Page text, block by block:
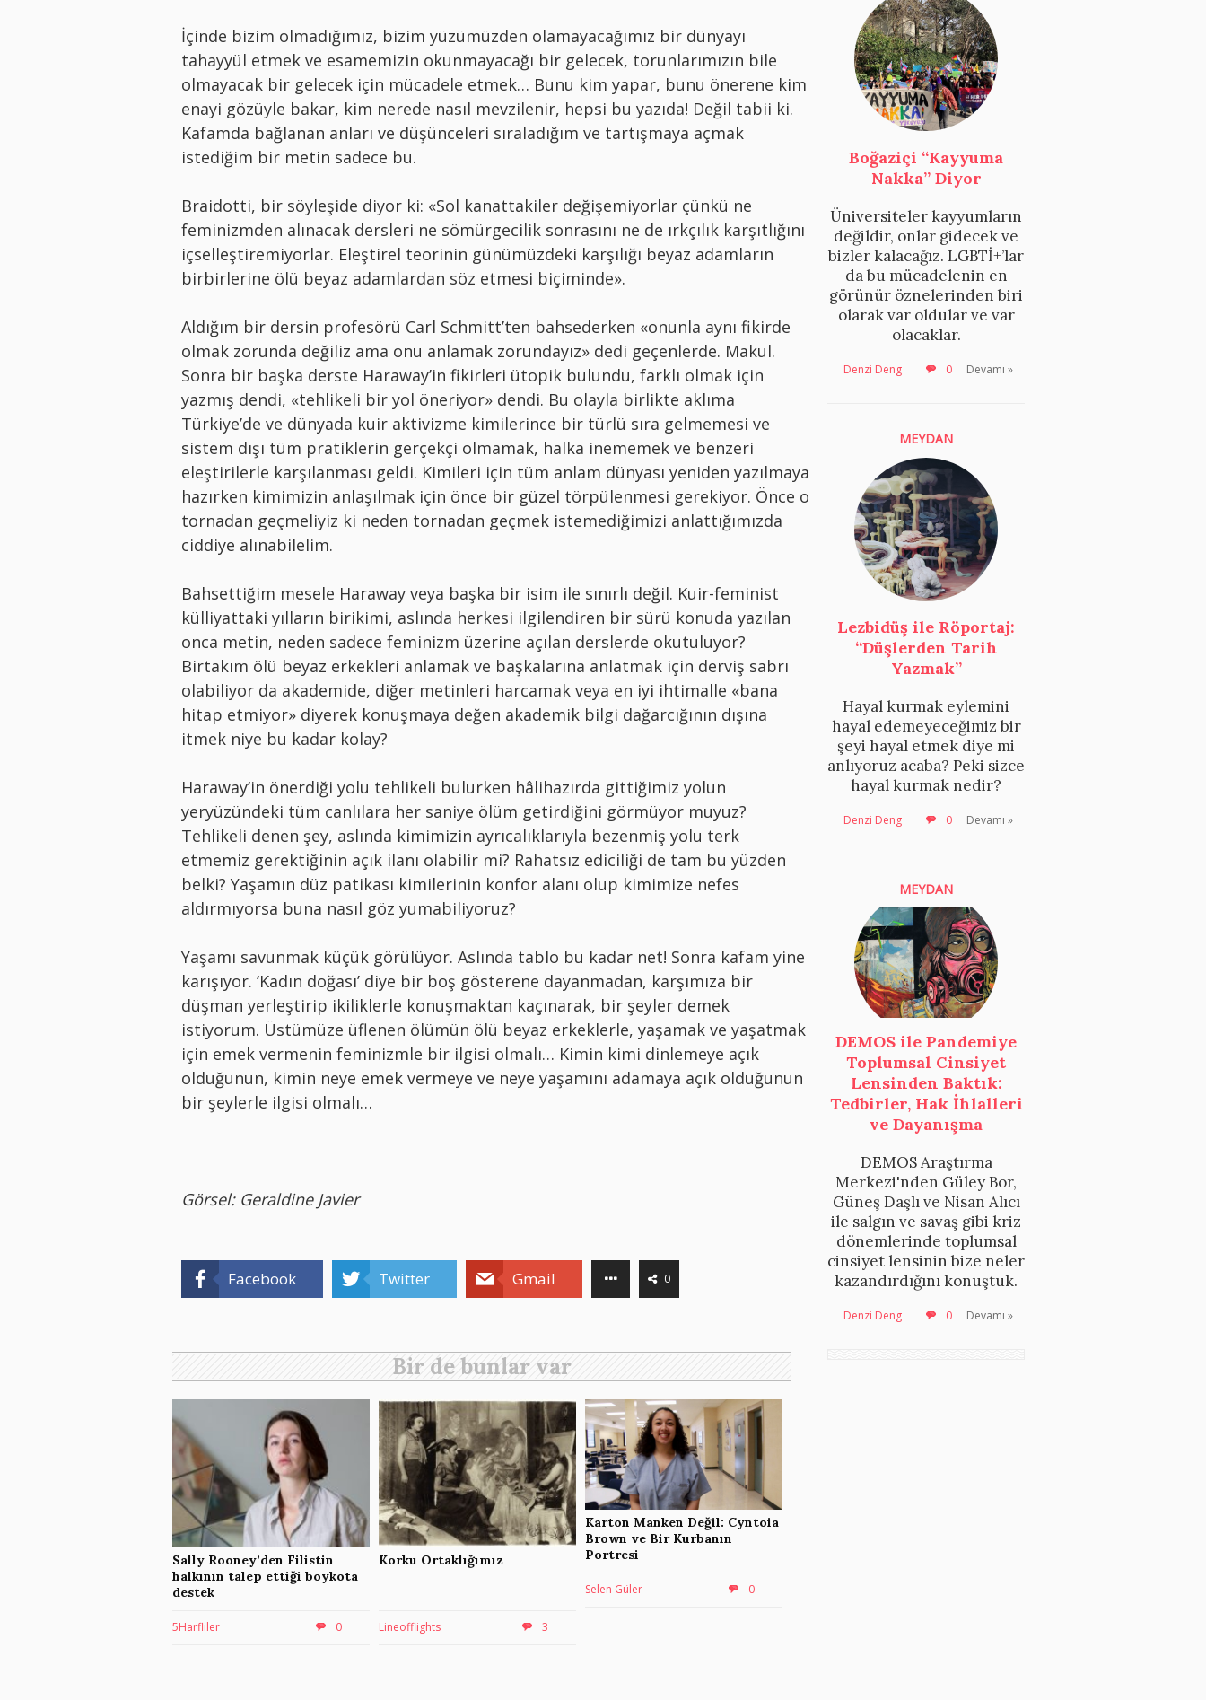
İçinde bizim olmadığımız, bizim yüzümüzden olamayacağımız bir dünyayı
tahayyül etmek ve esamemizin okunmayacağı bir gelecek, torunlarımızın bile
olmayacak bir gelecek için mücadele etmek… Bunu kim yapar, bunu önerene kim
enayi gözüyle bakar, kim nerede nasıl mevzilenir, hepsi bu yazıda! Değil tabii ki.
Kafamda bağlanan anları ve düşünceleri sıraladığım ve tartışmaya açmak
istediğim bir metin sadece bu.
Braidotti, bir söyleşide diyor ki: «Sol kanattakiler değişemiyorlar çünkü ne
feminizmden alınacak dersleri ne sömürgecilik sonrasını ne de ırkçılık karşıtlığını
içselleştiremiyorlar. Eleştirel teorinin günümüzdeki karşılığı beyaz adamların
birbirlerine ölü beyaz adamlardan söz etmesi biçiminde».
Aldığım bir dersin profesörü Carl Schmitt’ten bahsederken «onunla aynı fikirde
olmak zorunda değiliz ama onu anlamak zorundayız» dedi geçenlerde. Makul.
Sonra bir başka derste Haraway’in fikirleri ütopik bulundu, farklı olmak için
yazmış dendi, «tehlikeli bir yol öneriyor» dendi. Bu olayla birlikte aklıma
Türkiye’de ve dünyada kuir aktivizme kimilerince bir türlü sıra gelmemesi ve
sistem dışı tüm pratiklerin gerçekçi olmamak, halka inememek ve benzeri
eleştirilerle karşılanması geldi. Kimileri için tüm anlam dünyası yeniden yazılmaya
hazırken kimimizin anlaşılmak için önce bir güzel törpülenmesi gerekiyor. Önce o
tornadan geçmeliyiz ki neden tornadan geçmek istemediğimizi anlattığımızda
ciddiye alınabilelim.
Bahsettiğim mesele Haraway veya başka bir isim ile sınırlı değil. Kuir-feminist
külliyattaki yılların birikimi, aslında herkesi ilgilendiren bir sürü konuda yazılan
onca metin, neden sadece feminizm üzerine açılan derslerde okutuluyor?
Birtakım ölü beyaz erkekleri anlamak ve başkalarına anlatmak için derviş sabrı
olabiliyor da akademide, diğer metinleri harcamak veya en iyi ihtimalle «bana
hitap etmiyor» diyerek konuşmaya değen akademik bilgi dağarcığının dışına
itmek niye bu kadar kolay?
Haraway’in önerdiği yolu tehlikeli bulurken hâlihazırda gittiğimiz yolun
yeryüzündeki tüm canlılara her saniye ölüm getirdiğini görmüyor muyuz?
Tehlikeli denen şey, aslında kimimizin ayrıcalıklarıyla bezenmiş yolu terk
etmemiz gerektiğinin açık ilanı olabilir mi? Rahatsız ediciliği de tam bu yüzden
belki? Yaşamın düz patikası kimilerinin konfor alanı olup kimimize nefes
aldırmıyorsa buna nasıl göz yumabiliyoruz?
Yaşamı savunmak küçük görülüyor. Aslında tablo bu kadar net! Sonra kafam yine
karışıyor. ‘Kadın doğası’ diye bir boş gösterene dayanmadan, karşımıza bir
düşman yerleştirip ikiliklerle konuşmaktan kaçınarak, bir şeyler demek
istiyorum. Üstümüze üflenen ölümün ölü beyaz erkeklerle, yaşamak ve yaşatmak
için emek vermenin feminizmle bir ilgisi olmalı… Kimin kimi dinlemeye açık
olduğunun, kimin neye emek vermeye ve neye yaşamını adamaya açık olduğunun
bir şeylerle ilgisi olmalı…
Görsel: Geraldine Javier
Facebook Twitter Gmail 0
Boğaziçi “Kayyuma
Nakka” Diyor
Üniversiteler kayyumların
değildir, onlar gidecek ve
bizler kalacağız. LGBTİ+’lar
da bu mücadelenin en
görünür öznelerinden biri
olarak var oldular ve var
olacaklar.
Denzi Deng 0 Devamı »
MEYDAN
Lezbidüş ile Röportaj:
“Düşlerden Tarih
Yazmak”
Hayal kurmak eylemini
hayal edemeyeceğimiz bir
şeyi hayal etmek diye mi
anlıyoruz acaba? Peki sizce
hayal kurmak nedir?
Denzi Deng 0 Devamı »
MEYDAN
DEMOS ile Pandemiye
Toplumsal Cinsiyet
Lensinden Baktık:
Tedbirler, Hak İhlalleri
ve Dayanışma
DEMOS Araştırma
Merkezi'nden Güley Bor,
Güneş Daşlı ve Nisan Alıcı
ile salgın ve savaş gibi kriz
dönemlerinde toplumsal
cinsiyet lensinin bize neler
kazandırdığını konuştuk.
Denzi Deng 0 Devamı »
Bir de bunlar var
Sally Rooney’den Filistin
halkının talep ettiği boykota
destek
5Harfliler 0
Korku Ortaklığımız
Lineofflights 3
Karton Manken Değil: Cyntoia
Brown ve Bir Kurbanın
Portresi
Selen Güler 0